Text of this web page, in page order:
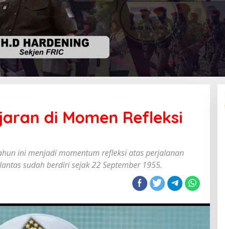
di Momen Refleksi
ini menjadi momentum refleksi atas perjalanan
sudah berdiri sejak 22 September 1955.